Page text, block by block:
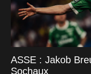
ASSE : Jakob
Sochaux